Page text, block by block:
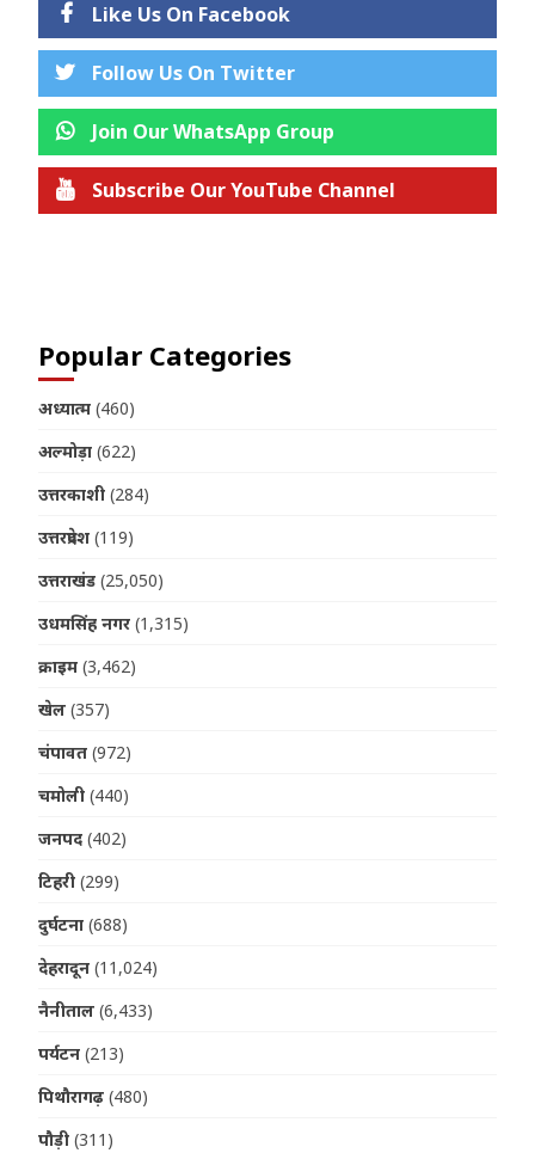
Like Us On Facebook
Follow Us On Twitter
Join Our WhatsApp Group
Subscribe Our YouTube Channel
Popular Categories
अध्यात्म (460)
अल्मोड़ा (622)
उत्तरकाशी (284)
उत्तरप्रदेश (119)
उत्तराखंड (25,050)
उधमसिंह नगर (1,315)
क्राइम (3,462)
खेल (357)
चंपावत (972)
चमोली (440)
जनपद (402)
टिहरी (299)
दुर्घटना (688)
देहरादून (11,024)
नैनीताल (6,433)
पर्यटन (213)
पिथौरागढ़ (480)
पौड़ी (311)